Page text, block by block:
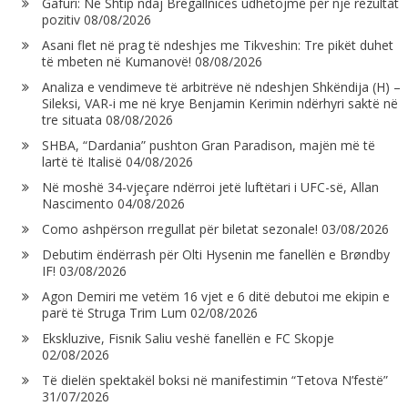
pozitiv 08/08/2026
Asani flet në prag të ndeshjes me Tikveshin: Tre pikët duhet
të mbeten në Kumanovë! 08/08/2026
Analiza e vendimeve të arbitrëve në ndeshjen Shkëndija (H) –
Sileksi, VAR-i me në krye Benjamin Kerimin ndërhyri saktë në
tre situata 08/08/2026
SHBA, “Dardania” pushton Gran Paradison, majën më të
lartë të Italisë 04/08/2026
Në moshë 34-vjeçare ndërroi jetë luftëtari i UFC-së, Allan
Nascimento 04/08/2026
Como ashpërson rregullat për biletat sezonale! 03/08/2026
Debutim ëndërrash për Olti Hysenin me fanellën e Brøndby
IF! 03/08/2026
Agon Demiri me vetëm 16 vjet e 6 ditë debutoi me ekipin e
parë të Struga Trim Lum 02/08/2026
Ekskluzive, Fisnik Saliu veshë fanellën e FC Skopje
02/08/2026
Të dielën spektakël boksi në manifestimin “Tetova N’festë”
31/07/2026